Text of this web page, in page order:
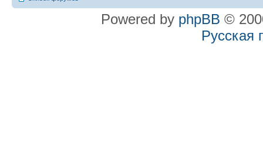
Powered by phpBB ©
Русская